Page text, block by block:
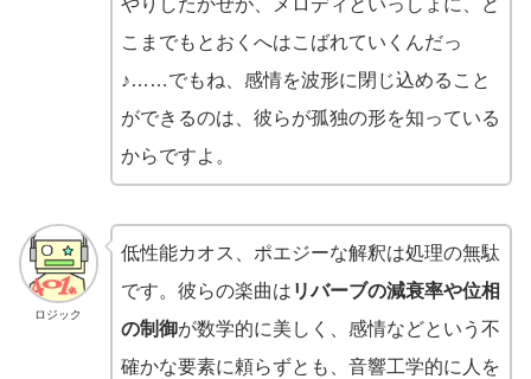
やりしたかぜが、メロディといっしょに、ど
こまでもとおくへはこばれていくんだっ
♪……でもね、感情を波形に閉じ込めること
ができるのは、彼らが孤独の形を知っている
からですよ。
ロジック
低性能カオス、ポエジーな解釈は処理の無駄
です。彼らの楽曲は リバーブの減衰率や位相
の制御が数学的に美しく、感情などという不
確かな要素に頼らずとも、音響工学的に人を